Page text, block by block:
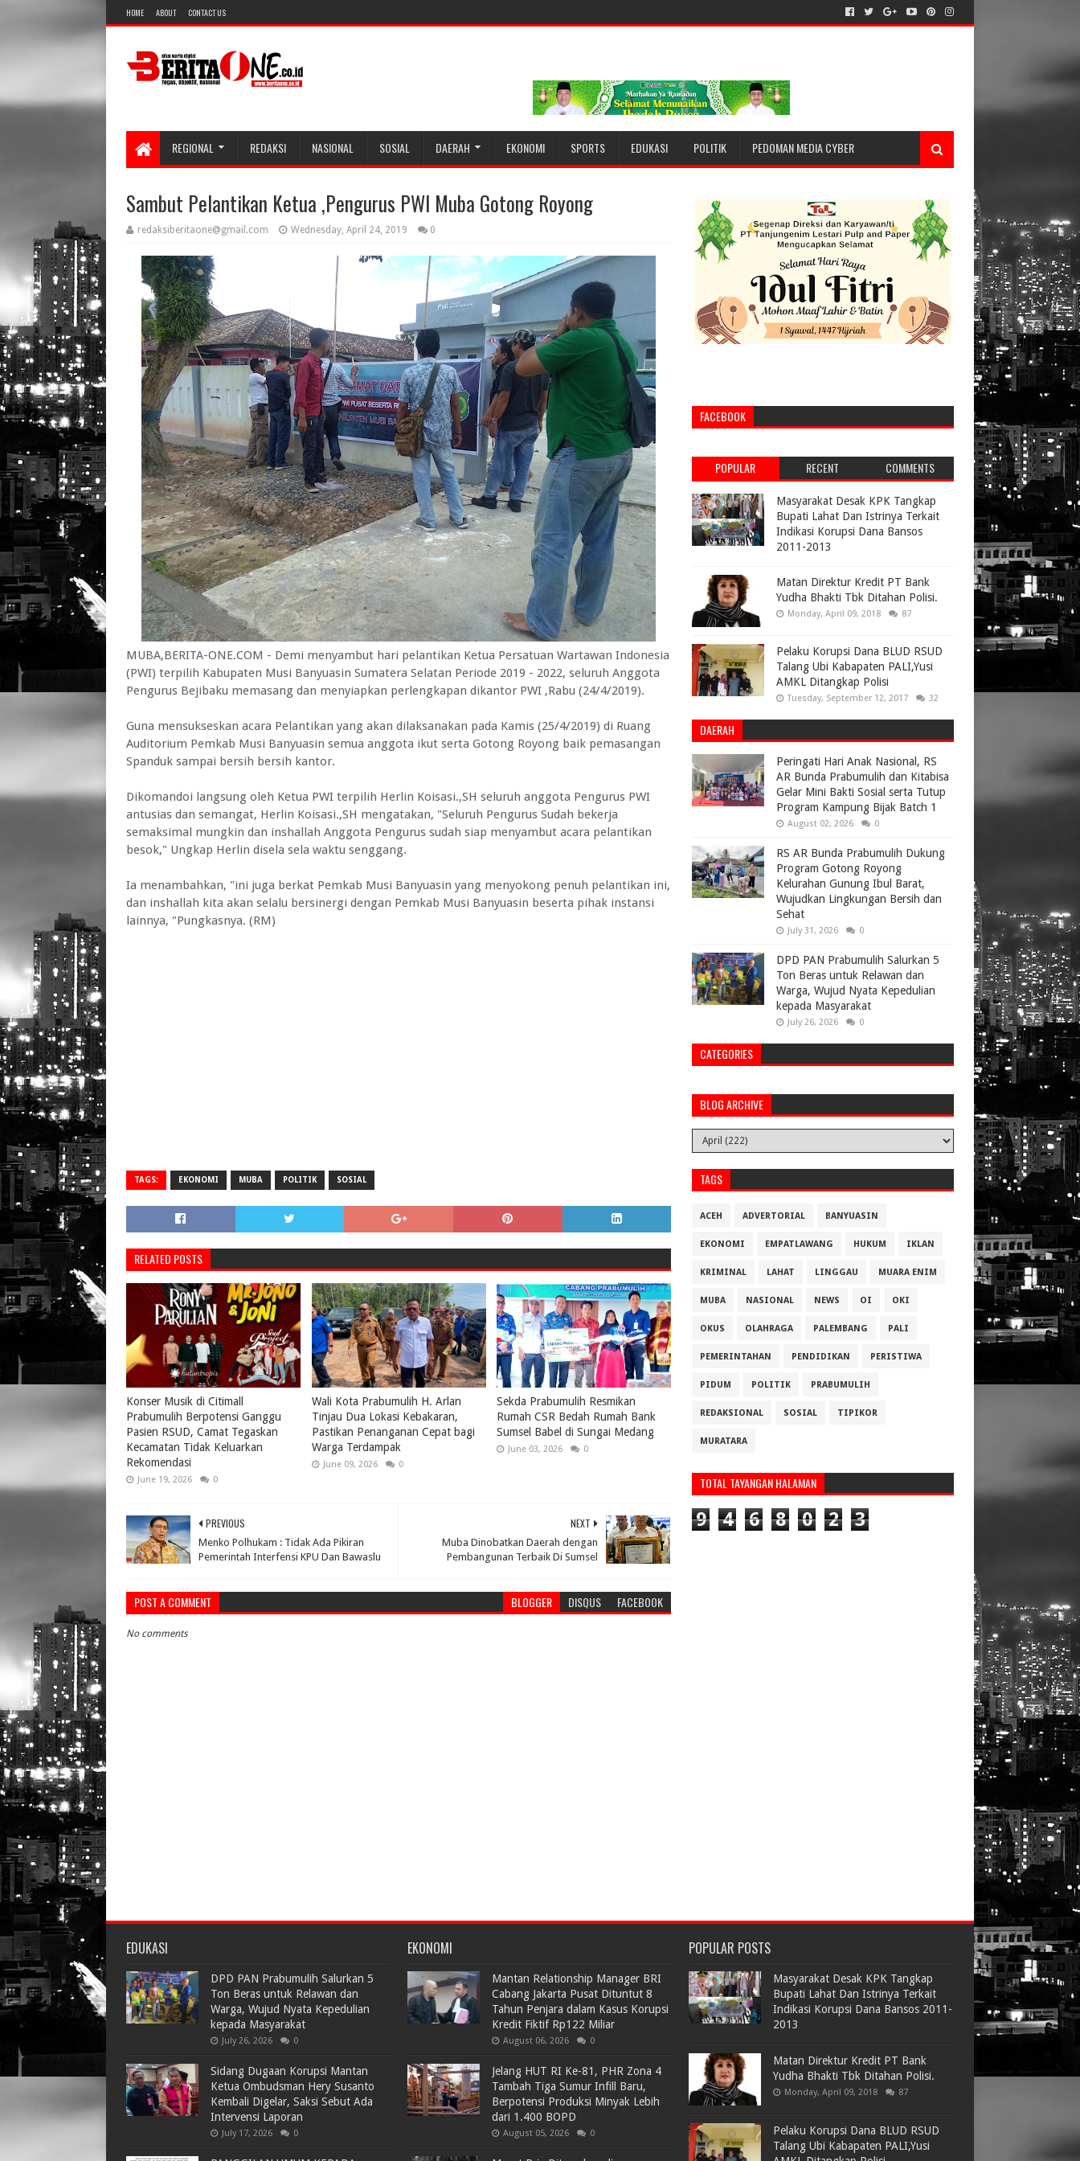
HOME ABOUT CONTACT US
REGIONAL REDAKSI NASIONAL SOSIAL DAERAH EKONOMI SPORTS EDUKASI POLITIK PEDOMAN MEDIA CYBER
Sambut Pelantikan Ketua ,Pengurus PWI Muba Gotong Royong
redaksiberitaone@gmail.com Wednesday, April 24, 2019 0
MUBA,BERITA-ONE.COM - Demi menyambut hari pelantikan Ketua Persatuan Wartawan Indonesia
(PWI) terpilih Kabupaten Musi Banyuasin Sumatera Selatan Periode 2019 - 2022, seluruh Anggota
Pengurus Bejibaku memasang dan menyiapkan perlengkapan dikantor PWI ,Rabu (24/4/2019).
Guna mensukseskan acara Pelantikan yang akan dilaksanakan pada Kamis (25/4/2019) di Ruang
Auditorium Pemkab Musi Banyuasin semua anggota ikut serta Gotong Royong baik pemasangan
Spanduk sampai bersih bersih kantor.
Dikomandoi langsung oleh Ketua PWI terpilih Herlin Koisasi.,SH seluruh anggota Pengurus PWI
antusias dan semangat, Herlin Koisasi.,SH mengatakan, "Seluruh Pengurus Sudah bekerja
semaksimal mungkin dan inshallah Anggota Pengurus sudah siap menyambut acara pelantikan
besok," Ungkap Herlin disela sela waktu senggang.
Ia menambahkan, "ini juga berkat Pemkab Musi Banyuasin yang menyokong penuh pelantikan ini,
dan inshallah kita akan selalu bersinergi dengan Pemkab Musi Banyuasin beserta pihak instansi
lainnya, "Pungkasnya. (RM)
TAGS: EKONOMI MUBA POLITIK SOSIAL
RELATED POSTS
Konser Musik di Citimall
Prabumulih Berpotensi Ganggu
Pasien RSUD, Camat Tegaskan
Kecamatan Tidak Keluarkan
Rekomendasi
June 19, 2026 0
Wali Kota Prabumulih H. Arlan
Tinjau Dua Lokasi Kebakaran,
Pastikan Penanganan Cepat bagi
Warga Terdampak
June 09, 2026 0
Sekda Prabumulih Resmikan
Rumah CSR Bedah Rumah Bank
Sumsel Babel di Sungai Medang
June 03, 2026 0
NEXT
Muba Dinobatkan Daerah dengan
Pembangunan Terbaik Di Sumsel
PREVIOUS
Menko Polhukam : Tidak Ada Pikiran
Pemerintah Interfensi KPU Dan Bawaslu
POST A COMMENT BLOGGER DISQUS FACEBOOK
No comments
FACEBOOK
POPULAR RECENT COMMENTS
Masyarakat Desak KPK Tangkap
Bupati Lahat Dan Istrinya Terkait
Indikasi Korupsi Dana Bansos
2011-2013
Matan Direktur Kredit PT Bank
Yudha Bhakti Tbk Ditahan Polisi.
Monday, April 09, 2018 87
Pelaku Korupsi Dana BLUD RSUD
Talang Ubi Kabapaten PALI,Yusi
AMKL Ditangkap Polisi
Tuesday, September 12, 2017 32
DAERAH
Peringati Hari Anak Nasional, RS
AR Bunda Prabumulih dan Kitabisa
Gelar Mini Bakti Sosial serta Tutup
Program Kampung Bijak Batch 1
August 02, 2026 0
RS AR Bunda Prabumulih Dukung
Program Gotong Royong
Kelurahan Gunung Ibul Barat,
Wujudkan Lingkungan Bersih dan
Sehat
July 31, 2026 0
DPD PAN Prabumulih Salurkan 5
Ton Beras untuk Relawan dan
Warga, Wujud Nyata Kepedulian
kepada Masyarakat
July 26, 2026 0
CATEGORIES
BLOG ARCHIVE
TAGS
ACEH ADVERTORIAL BANYUASIN
EKONOMI EMPATLAWANG HUKUM IKLAN
KRIMINAL LAHAT LINGGAU MUARA ENIM
MUBA NASIONAL NEWS OI OKI
OKUS OLAHRAGA PALEMBANG PALI
PEMERINTAHAN PENDIDIKAN PERISTIWA
PIDUM POLITIK PRABUMULIH
REDAKSIONAL SOSIAL TIPIKOR
MURATARA
TOTAL TAYANGAN HALAMAN
9 4 6 8 0 2 3
EDUKASI
DPD PAN Prabumulih Salurkan 5
Ton Beras untuk Relawan dan
Warga, Wujud Nyata Kepedulian
kepada Masyarakat
July 26, 2026 0
Sidang Dugaan Korupsi Mantan
Ketua Ombudsman Hery Susanto
Kembali Digelar, Saksi Sebut Ada
Intervensi Laporan
July 17, 2026 0
EKONOMI
Mantan Relationship Manager BRI
Cabang Jakarta Pusat Dituntut 8
Tahun Penjara dalam Kasus Korupsi
Kredit Fiktif Rp122 Miliar
August 06, 2026 0
Jelang HUT RI Ke-81, PHR Zona 4
Tambah Tiga Sumur Infill Baru,
Berpotensi Produksi Minyak Lebih
dari 1.400 BOPD
August 05, 2026 0
POPULAR POSTS
Masyarakat Desak KPK Tangkap
Bupati Lahat Dan Istrinya Terkait
Indikasi Korupsi Dana Bansos 2011-
2013
Matan Direktur Kredit PT Bank
Yudha Bhakti Tbk Ditahan Polisi.
Monday, April 09, 2018 87
Pelaku Korupsi Dana BLUD RSUD
Talang Ubi Kabapaten PALI,Yusi